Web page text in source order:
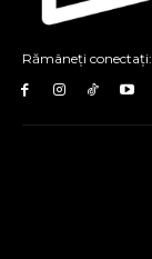
Rămâneți conectați: